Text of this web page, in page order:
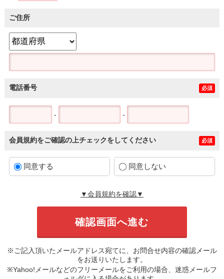
ご住所
電話番号 必須
- -
会員規約をご確認の上チェックをしてください 必須
同意する 同意しない
▼会員規約を確認▼
※ご記入頂いたメールアドレス宛てに、お問合せ内容の確認メール
をお送りいたします。
※Yahoo!メールなどのフリーメールをご利用の場合、迷惑メールフ